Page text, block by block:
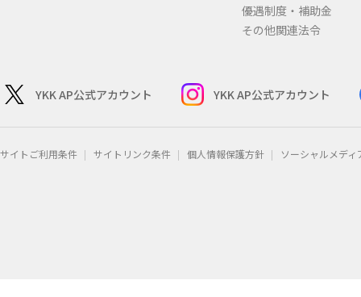
優遇制度・補助金
その他関連法令
YKK AP公式アカウント YKK AP公式アカウント
サイトご利用条件 サイトリンク条件 個人情報保護方針 ソーシャルメデ